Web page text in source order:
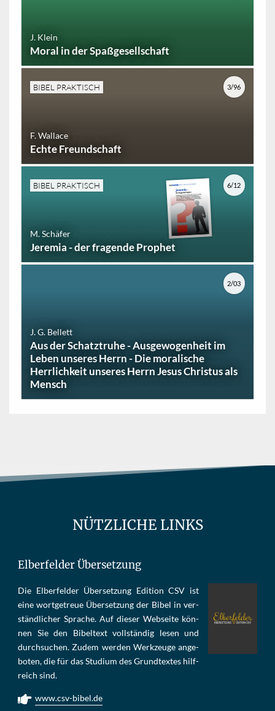
J. Klein
Moral in der Spaßgesellschaft
BIBEL PRAKTISCH
F. Wallace
Echte Freundschaft
3/96
BIBEL PRAKTISCH
M. Schäfer
Jeremia - der fragende Prophet
6/12
J. G. Bellett
Aus der Schatztruhe - Ausgewogenheit im
Leben unseres Herrn - Die moralische
Herrlichkeit unseres Herrn Jesus Christus als
Mensch
2/03
NÜTZLICHE LINKS
Elberfelder Übersetzung
Die Elber­fel­der Über­set­zung Edi­tion CSV ist
eine wort­ge­treue Über­set­zung der Bi­bel in ver­
ständ­li­cher Spra­che. Auf die­ser Web­sei­te kön­
nen Sie den Bi­bel­text voll­stän­dig le­sen und
durch­su­chen. Zu­dem wer­den Werk­zeu­ge an­ge­
bo­ten, die für das Stu­di­um des Grund­tex­tes hilf­
reich sind.
www.csv-bibel.de